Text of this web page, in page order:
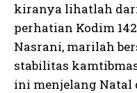
kiranya lihatlah
perhatian Kodim
Nasrani, marilah
stabilitas
ini menjelang Natal